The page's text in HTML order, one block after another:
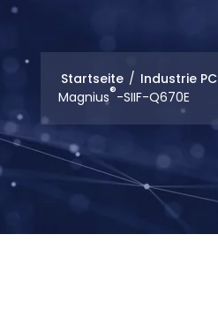
Startseite / Industrie PC
Magnius®-SIIF-Q670E